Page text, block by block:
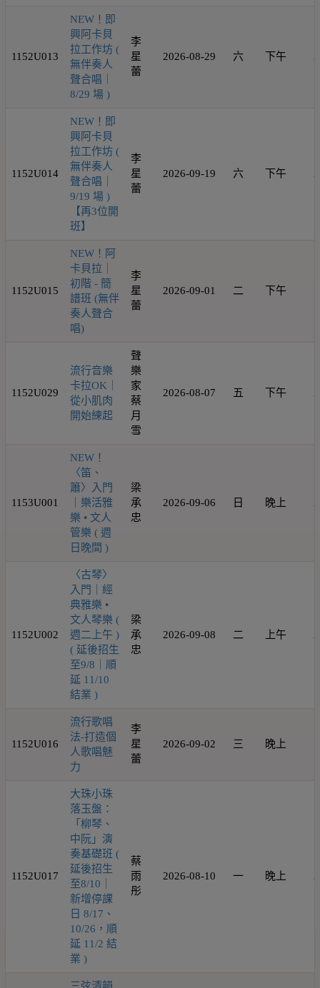
1152U013
NEW！即
興阿卡貝
拉工作坊 (
無伴奏人
聲合唱｜
8/29 場 )
李
星
蕾
2026-08-29 六 下午 2
1152U014
NEW！即
興阿卡貝
拉工作坊 (
無伴奏人
聲合唱｜
9/19 場 )
【再3位開
班】
李
星
蕾
2026-09-19 六 下午 2
1152U015
NEW！阿
卡貝拉｜
初階 - 簡
譜班 (無伴
奏人聲合
唱)
李
星
蕾
2026-09-01 二 下午
1152U029
流行音樂
卡拉OK｜
從小肌肉
開始練起
聲
樂
家
蔡
月
雪
2026-08-07 五 下午
1153U001
NEW！
〈笛、
簫〉入門
｜樂活雅
樂 • 文人
管樂 ( 週
日晚間 )
梁
承
忠
2026-09-06 日 晚上
1152U002
〈古琴〉
入門｜經
典雅樂 •
文人琴樂 (
週二上午 )
( 延後招生
至9/8｜順
延 11/10
結業 )
梁
承
忠
2026-09-08 二 上午
1152U016
流行歌唱
法-打造個
人歌唱魅
力
李
星
蕾
2026-09-02 三 晚上
1152U017
大珠小珠
落玉盤：
「柳琴、
中阮」演
奏基礎班 (
延後招生
至8/10｜
新增停課
日 8/17、
10/26，順
延 11/2 結
業 )
蔡
雨
彤
2026-08-10 一 晚上